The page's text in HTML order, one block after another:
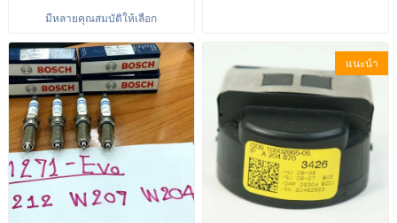
หัวเผาW164 หัวเผาW204
หัวเผาW207
มีหลายคุณสมบัติให้เลือก
แนะนำ